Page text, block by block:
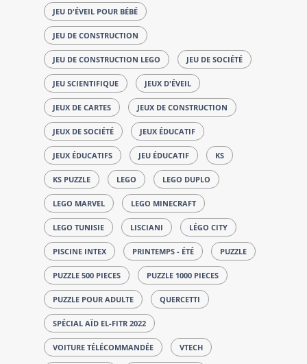
JEU D'ÉVEIL POUR BÉBÉ
JEU DE CONSTRUCTION
JEU DE CONSTRUCTION LEGO JEU DE SOCIÉTÉ
JEU SCIENTIFIQUE JEUX D'ÉVEIL
JEUX DE CARTES JEUX DE CONSTRUCTION
JEUX DE SOCIÉTÉ JEUX ÉDUCATIF
JEUX ÉDUCATIFS JEU ÉDUCATIF KS
KS PUZZLE LEGO LEGO DUPLO
LEGO MARVEL LEGO MINECRAFT
LEGO TUNISIE LISCIANI LÉGO CITY
PISCINE INTEX PRINTEMPS - ÉTÉ PUZZLE
PUZZLE 500 PIECES PUZZLE 1000 PIECES
PUZZLE POUR ADULTE QUERCETTI
SPÉCIAL AÏD EL-FITR 2022
VOITURE TÉLÉCOMMANDÉE VTECH